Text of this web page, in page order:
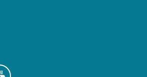
auf Instragram
Trier auf Facebook
Bistum Trier auf YouTube